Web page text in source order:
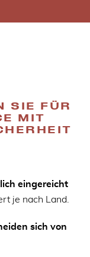
SIE FÜR
MIT
eingereicht
je nach Land.
sich von